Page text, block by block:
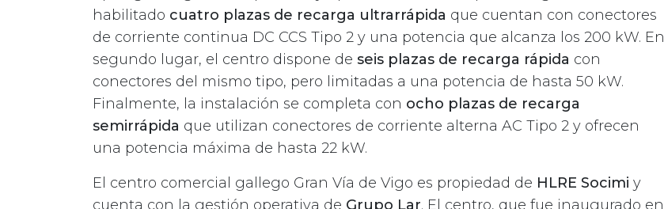
habilitado cuatro plazas de recarga ultrarrápida que cuentan con conectores
de corriente continua DC CCS Tipo 2 y una potencia que alcanza los 200 kW. En
segundo lugar, el centro dispone de seis plazas de recarga rápida con
conectores del mismo tipo, pero limitadas a una potencia de hasta 50 kW.
Finalmente, la instalación se completa con ocho plazas de recarga
semirrápida que utilizan conectores de corriente alterna AC Tipo 2 y ofrecen
una potencia máxima de hasta 22 kW.
El centro comercial gallego Gran Vía de Vigo es propiedad de HLRE Socimi y
cuenta con la gestión operativa de Grupo Lar. El centro, que fue inaugurado en